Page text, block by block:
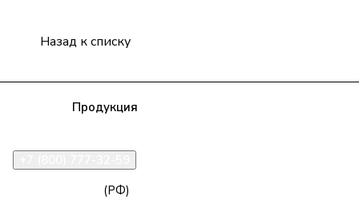
Назад к списку
Продукция
(РФ)